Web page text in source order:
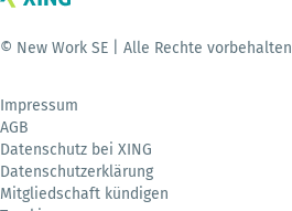
© New Work SE | Alle Rechte vorbehalten
Impressum
AGB
Datenschutz bei XING
Datenschutzerklärung
Mitgliedschaft kündigen